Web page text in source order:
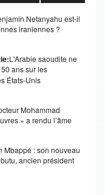
Netanyahu est-il
iraniennes ?
L'Arabie saoudite ne
ans sur les
États-Unis
Mohammad
» a rendu l’âme
Mbappé : son nouveau
ancien président